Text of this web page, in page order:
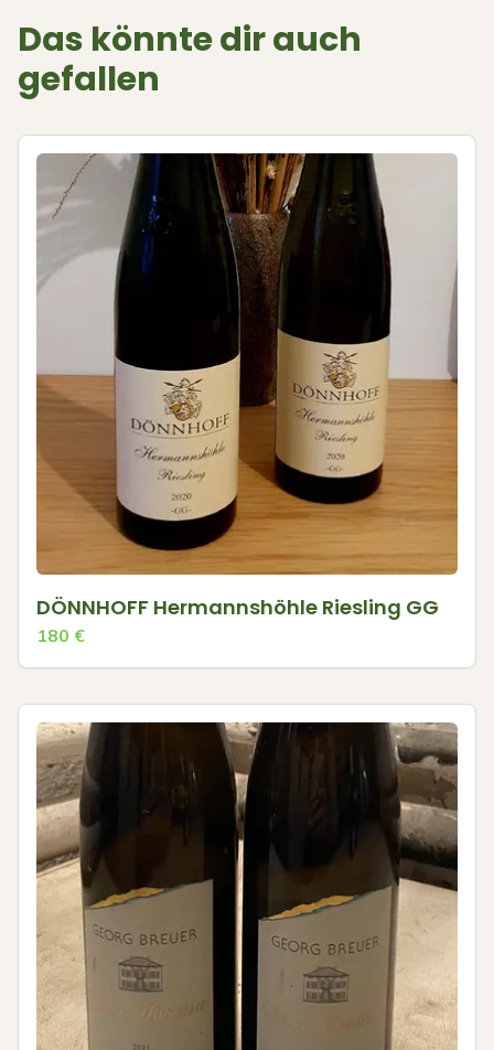
Das könnte dir auch
gefallen
DÖNNHOFF Hermannshöhle Riesling GG
180 €